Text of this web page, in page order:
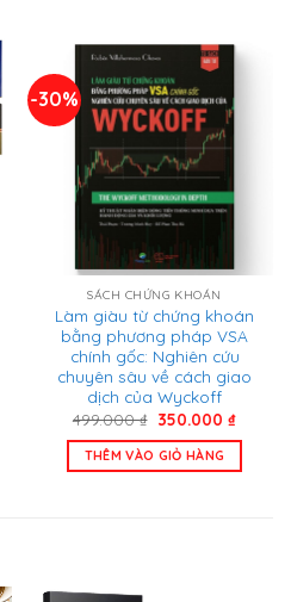
-30%
SÁCH CHỨNG KHOÁN
Làm giàu từ chứng khoán
bằng phương pháp VSA
chính gốc: Nghiên cứu
chuyên sâu về cách giao
dịch của Wyckoff
499.000₫ Giá
là:
499.000 ₫.
350.000 ₫Giá
tại
THÊM VÀO GIỎ HÀNG